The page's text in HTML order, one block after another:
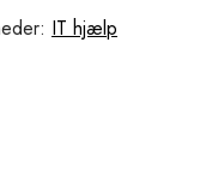
IT hjælp